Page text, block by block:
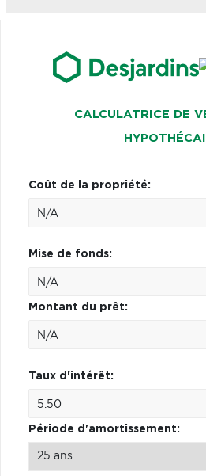
CALCULATRICE DE
Coût de la propriété:
Mise de fonds:
Montant du prêt:
Taux d'intérêt:
Période d'amortissement: